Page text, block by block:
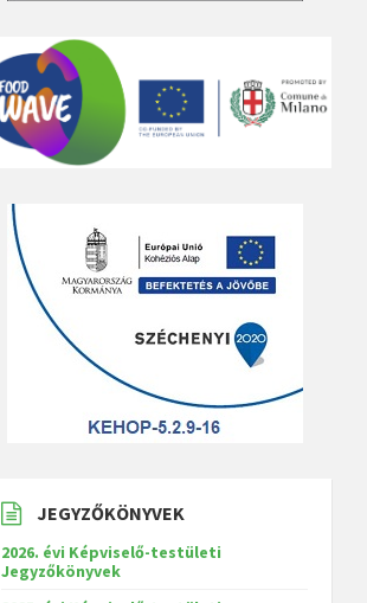
JEGYZŐKÖNYVEK
2026. évi Képviselő-testületi
Jegyzőkönyvek